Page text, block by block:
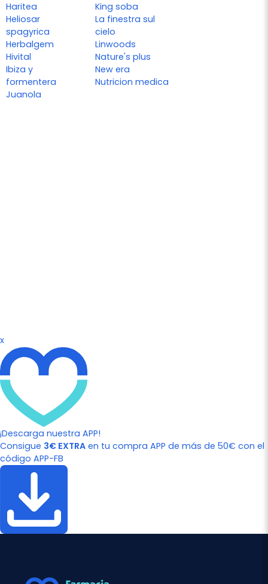
Haritea
Heliosar
spagyrica
Herbalgem
Hivital
Ibiza y
formentera
Juanola
King soba
La finestra sul
cielo
Linwoods
Nature's plus
New era
Nutricion medica
x
¡Descarga nuestra APP!
Consigue 3€ EXTRA en tu compra APP de más de 50€ con el
código APP-FB